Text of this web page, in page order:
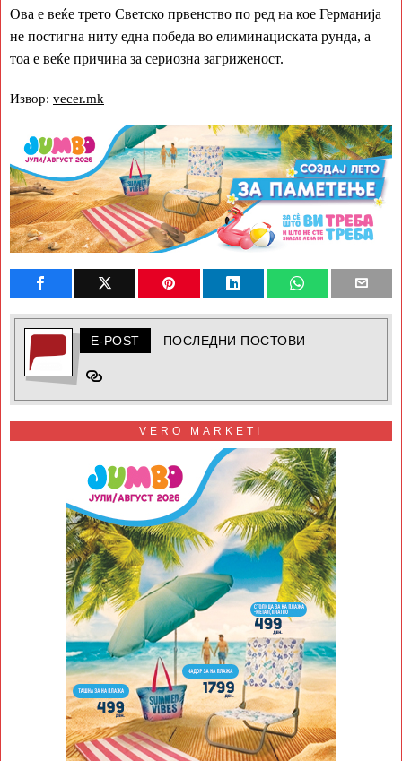
Ова е веќе трето Светско првенство по ред на кое Германија
не постигна ниту една победа во елиминациската рунда, а
тоа е веќе причина за сериозна загриженост.
Извор: vecer.mk
E-POST ПОСЛЕДНИ ПОСТОВИ
VERO MARKETI